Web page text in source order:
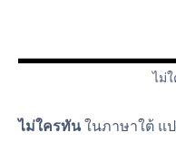
ไม่
ไม่ใครทันในภาษาใต้ แ